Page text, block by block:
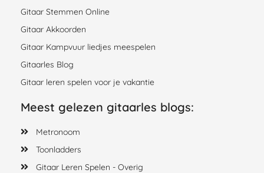
Gitaar Stemmen Online
Gitaar Akkoorden
Gitaar Kampvuur liedjes meespelen
Gitaarles Blog
Gitaar leren spelen voor je vakantie
Meest gelezen gitaarles blogs:
Metronoom
Toonladders
Gitaar Leren Spelen - Overig